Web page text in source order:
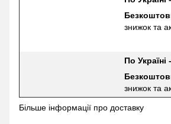
знижок та
По Україні -
знижок та
Більше інформації про доставку